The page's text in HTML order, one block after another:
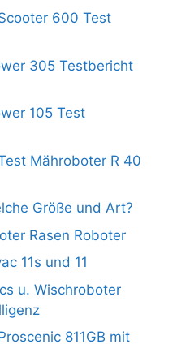
600 Test
305 Testbericht
105 Test
Mähroboter R 40
Größe und Art?
Rasen Roboter
11s und 11
u. Wischroboter
811GB mit